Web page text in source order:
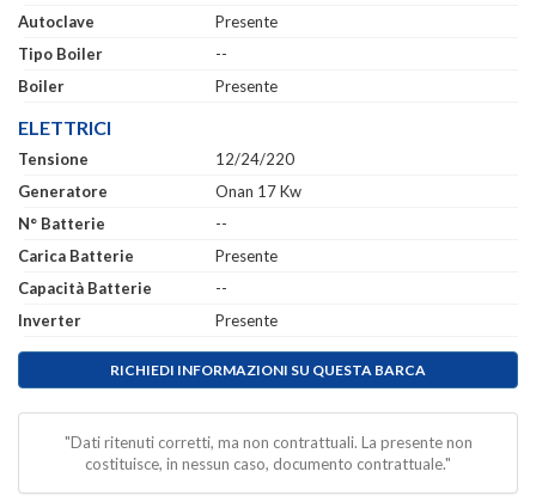
Autoclave
Presente
Tipo Boiler
--
Boiler
Presente
ELETTRICI
Tensione
12/24/220
Generatore
Onan 17 Kw
N° Batterie
--
Carica Batterie
Presente
Capacità Batterie
--
Inverter
Presente
RICHIEDI INFORMAZIONI SU QUESTA BARCA
"Dati ritenuti corretti, ma non contrattuali. La presente non
costituisce, in nessun caso, documento contrattuale."